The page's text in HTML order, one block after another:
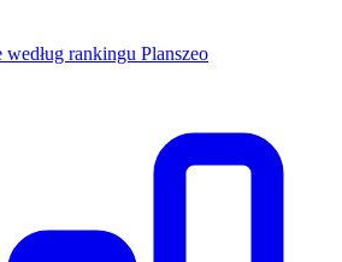
rankingu Planszeo